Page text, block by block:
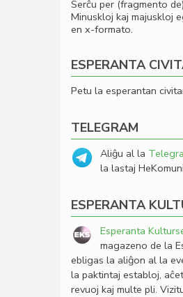
Serĉu per (fragmento
Minuskloj kaj majuskloj
en x-formato.
ESPERANTA
Petu la esperantan
TELEGRAM
Aliĝu al la
la lastaj
ESPERANTA
Esperanta
magazeno de la
ebligas la aliĝon al la
la paktintaj establoj,
revuoj kaj multe pli.